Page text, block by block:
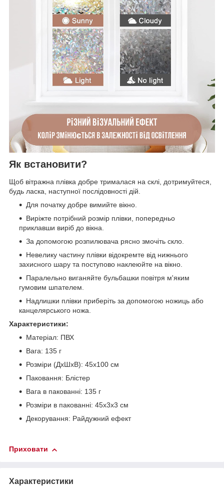
Як встановити?
Щоб вітражна плівка добре трималася на склі, дотримуйтеся,
будь ласка, наступної послідовності дій.
Для початку добре вимийте вікно.
Виріжте потрібний розмір плівки, попередньо
приклавши виріб до вікна.
За допомогою розпилювача рясно змочіть скло.
Невелику частину плівки відокремте від нижнього
захисного шару та поступово наклеюйте на вікно.
Паралельно виганяйте бульбашки повітря м'яким
гумовим шпателем.
Надлишки плівки приберіть за допомогою ножиць або
канцелярського ножа.
Характеристики:
Матеріал: ПВХ
Вага: 135 г
Розміри (ДхШхВ): 45х100 см
Паковання: Блістер
Вага в пакованні: 135 г
Розміри в пакованні: 45х3х3 см
Декорування: Райдужний ефект
Приховати
Характеристики